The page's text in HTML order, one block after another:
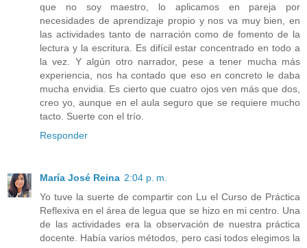
que no soy maestro, lo aplicamos en pareja por
necesidades de aprendizaje propio y nos va muy bien, en
las actividades tanto de narración como de fomento de la
lectura y la escritura. Es difícil estar concentrado en todo a
la vez. Y algún otro narrador, pese a tener mucha más
experiencia, nos ha contado que eso en concreto le daba
mucha envidia. Es cierto que cuatro ojos ven más que dos,
creo yo, aunque en el aula seguro que se requiere mucho
tacto. Suerte con el trío.
Responder
María José Reina 2:04 p. m.
Yo tuve la suerte de compartir con Lu el Curso de Práctica
Reflexiva en el área de legua que se hizo en mi centro. Una
de las actividades era la observación de nuestra práctica
docente. Había varios métodos, pero casi todos elegimos la